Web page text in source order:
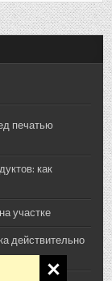
печатью
как
участке
действительно